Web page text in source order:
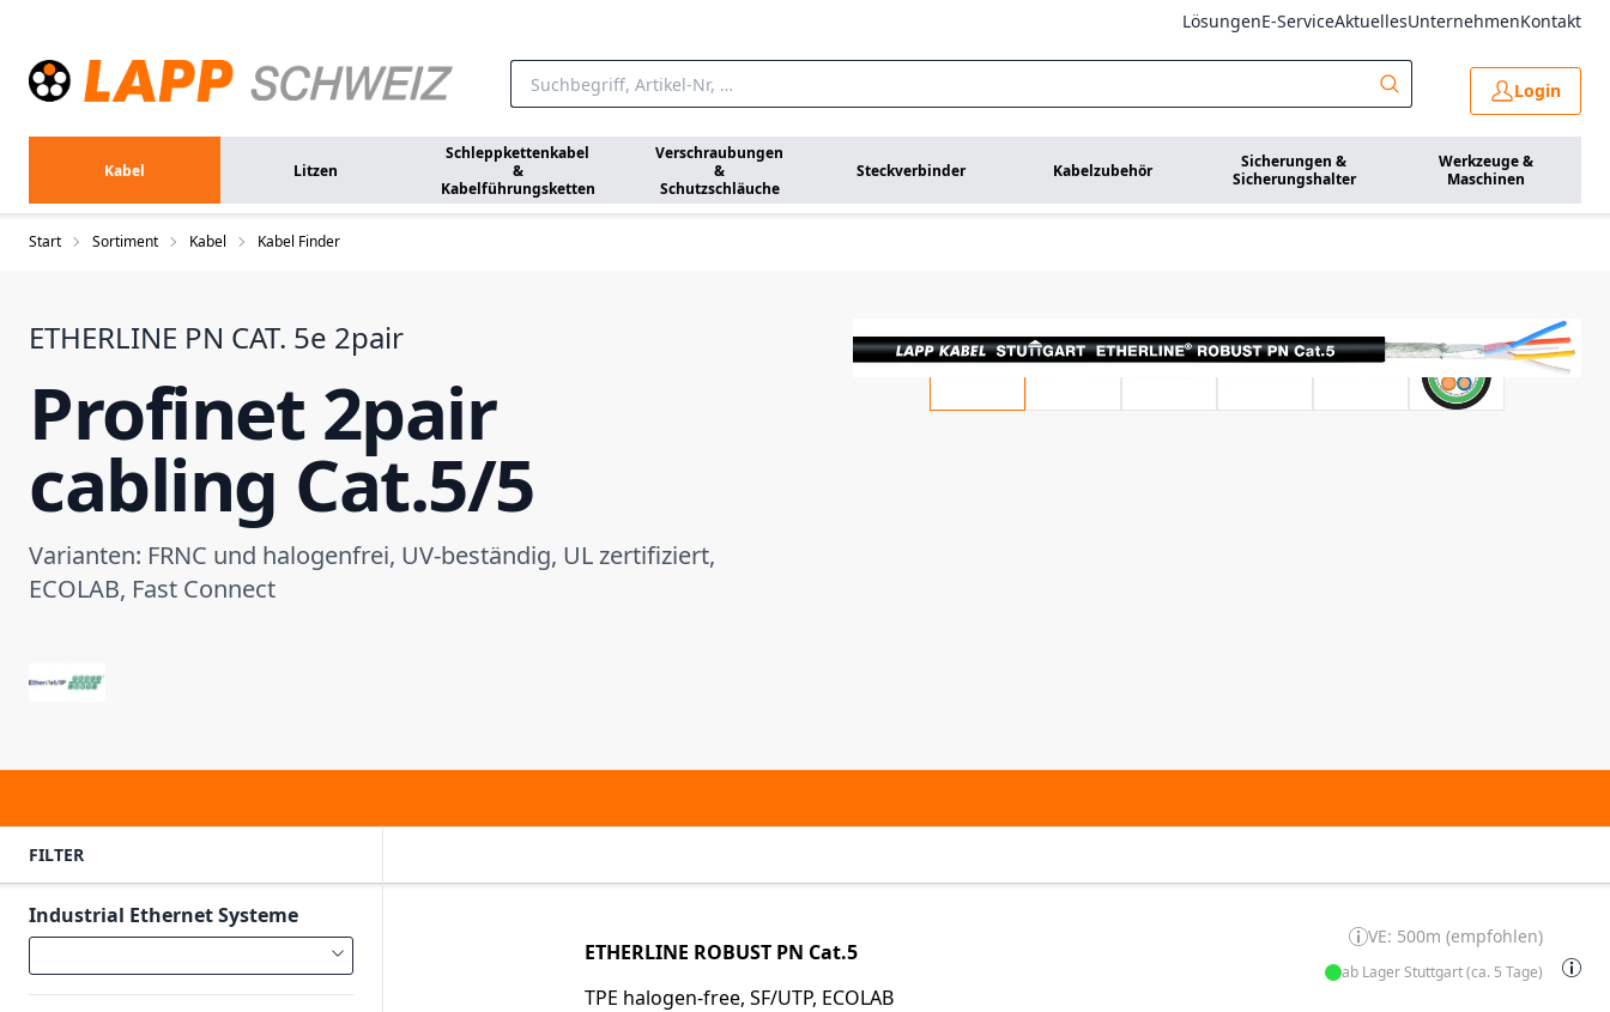
LösungenE-ServiceAktuellesUnternehmenKontakt
Login
Kabel Litzen
Schleppkettenkabel
&
Kabelführungsketten
Verschraubungen
&
Schutzschläuche
Steckverbinder Kabelzubehör
Sicherungen &
Sicherungshalter
Werkzeuge &
Maschinen
Start Sortiment Kabel Kabel Finder
ETHERLINE PN CAT. 5e 2pair
Profinet 2pair
cabling Cat.5/5
Varianten: FRNC und halogenfrei, UV-beständig, UL zertifiziert,
ECOLAB, Fast Connect
ETHERLINE ROBUST PN Cat.5
TPE halogen-free, SF/UTP, ECOLAB
VE: 500m (empfohlen)
ab Lager Stuttgart (ca. 5 Tage)
FILTER
Industrial Ethernet Systeme